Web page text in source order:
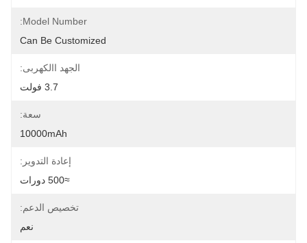
Model Number:
Can Be Customized
الجهد االكهربى:
3.7 فولت
سعة:
10000mAh
إعادة التدوير:
≈500 دورات
تخصيص الدعم:
نعم